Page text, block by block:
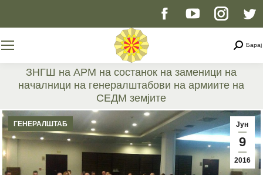
Facebook
opens
new
window
YouTube
opens
new
window
page
opens
new
window
Барај
ЗНГШ на АРМ на состанок на заменици на
началници на генералштабови на армиите на
СЕДМ земјите
You are here:
Јун
9
2016
ГЕНЕРАЛШТАБ